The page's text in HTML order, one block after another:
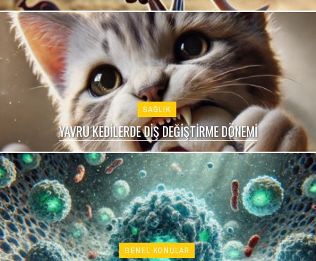
SAĞLIK
YAVRU KEDILERDE DIŞ DEĞIŞTIRME DÖNEMI
GENEL KONULAR